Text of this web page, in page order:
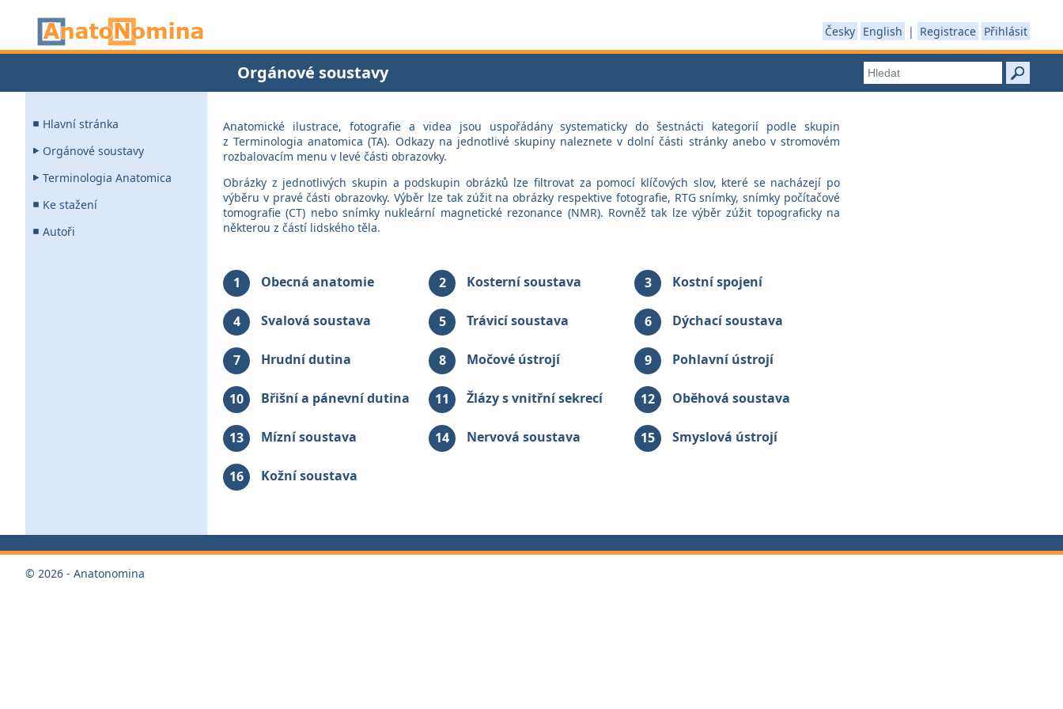
Česky English | Registrace Přihlásit
Orgánové soustavy
Hlavní stránka
Orgánové soustavy
Terminologia Anatomica
Ke stažení
Autoři
Anatomické ilustrace, fotografie a videa jsou uspořádány systematicky do šestnácti kategorií podle skupin
z Terminologia anatomica (TA). Odkazy na jednotlivé skupiny naleznete v dolní části stránky anebo v stromovém
rozbalovacím menu v levé části obrazovky.
Obrázky z jednotlivých skupin a podskupin obrázků lze filtrovat za pomocí klíčových slov, které se nacházejí po
výběru v pravé části obrazovky. Výběr lze tak zúžit na obrázky respektive fotografie, RTG snímky, snímky počítačové
tomografie (CT) nebo snímky nukleární magnetické rezonance (NMR). Rovněž tak lze výběr zúžit topograficky na
některou z částí lidského těla.
1 Obecná anatomie 2 Kosterní soustava 3 Kostní spojení
4 Svalová soustava 5 Trávicí soustava 6 Dýchací soustava
7 Hrudní dutina 8 Močové ústrojí 9 Pohlavní ústrojí
10 Břišní a pánevní dutina 11 Žlázy s vnitřní sekrecí 12 Oběhová soustava
13 Mízní soustava 14 Nervová soustava 15 Smyslová ústrojí
16 Kožní soustava
© 2026 - Anatonomina